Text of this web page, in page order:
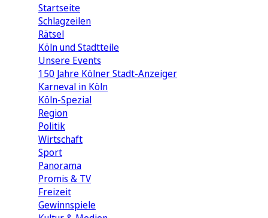
Startseite
Schlagzeilen
Rätsel
Köln und Stadtteile
Unsere Events
150 Jahre Kölner Stadt-Anzeiger
Karneval in Köln
Köln-Spezial
Region
Politik
Wirtschaft
Sport
Panorama
Promis & TV
Freizeit
Gewinnspiele